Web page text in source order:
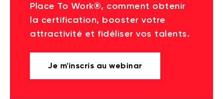
Place To Work®, comment obtenir
la certification, booster votre
attractivité et fidéliser vos talents.
Je m'inscris au webinar